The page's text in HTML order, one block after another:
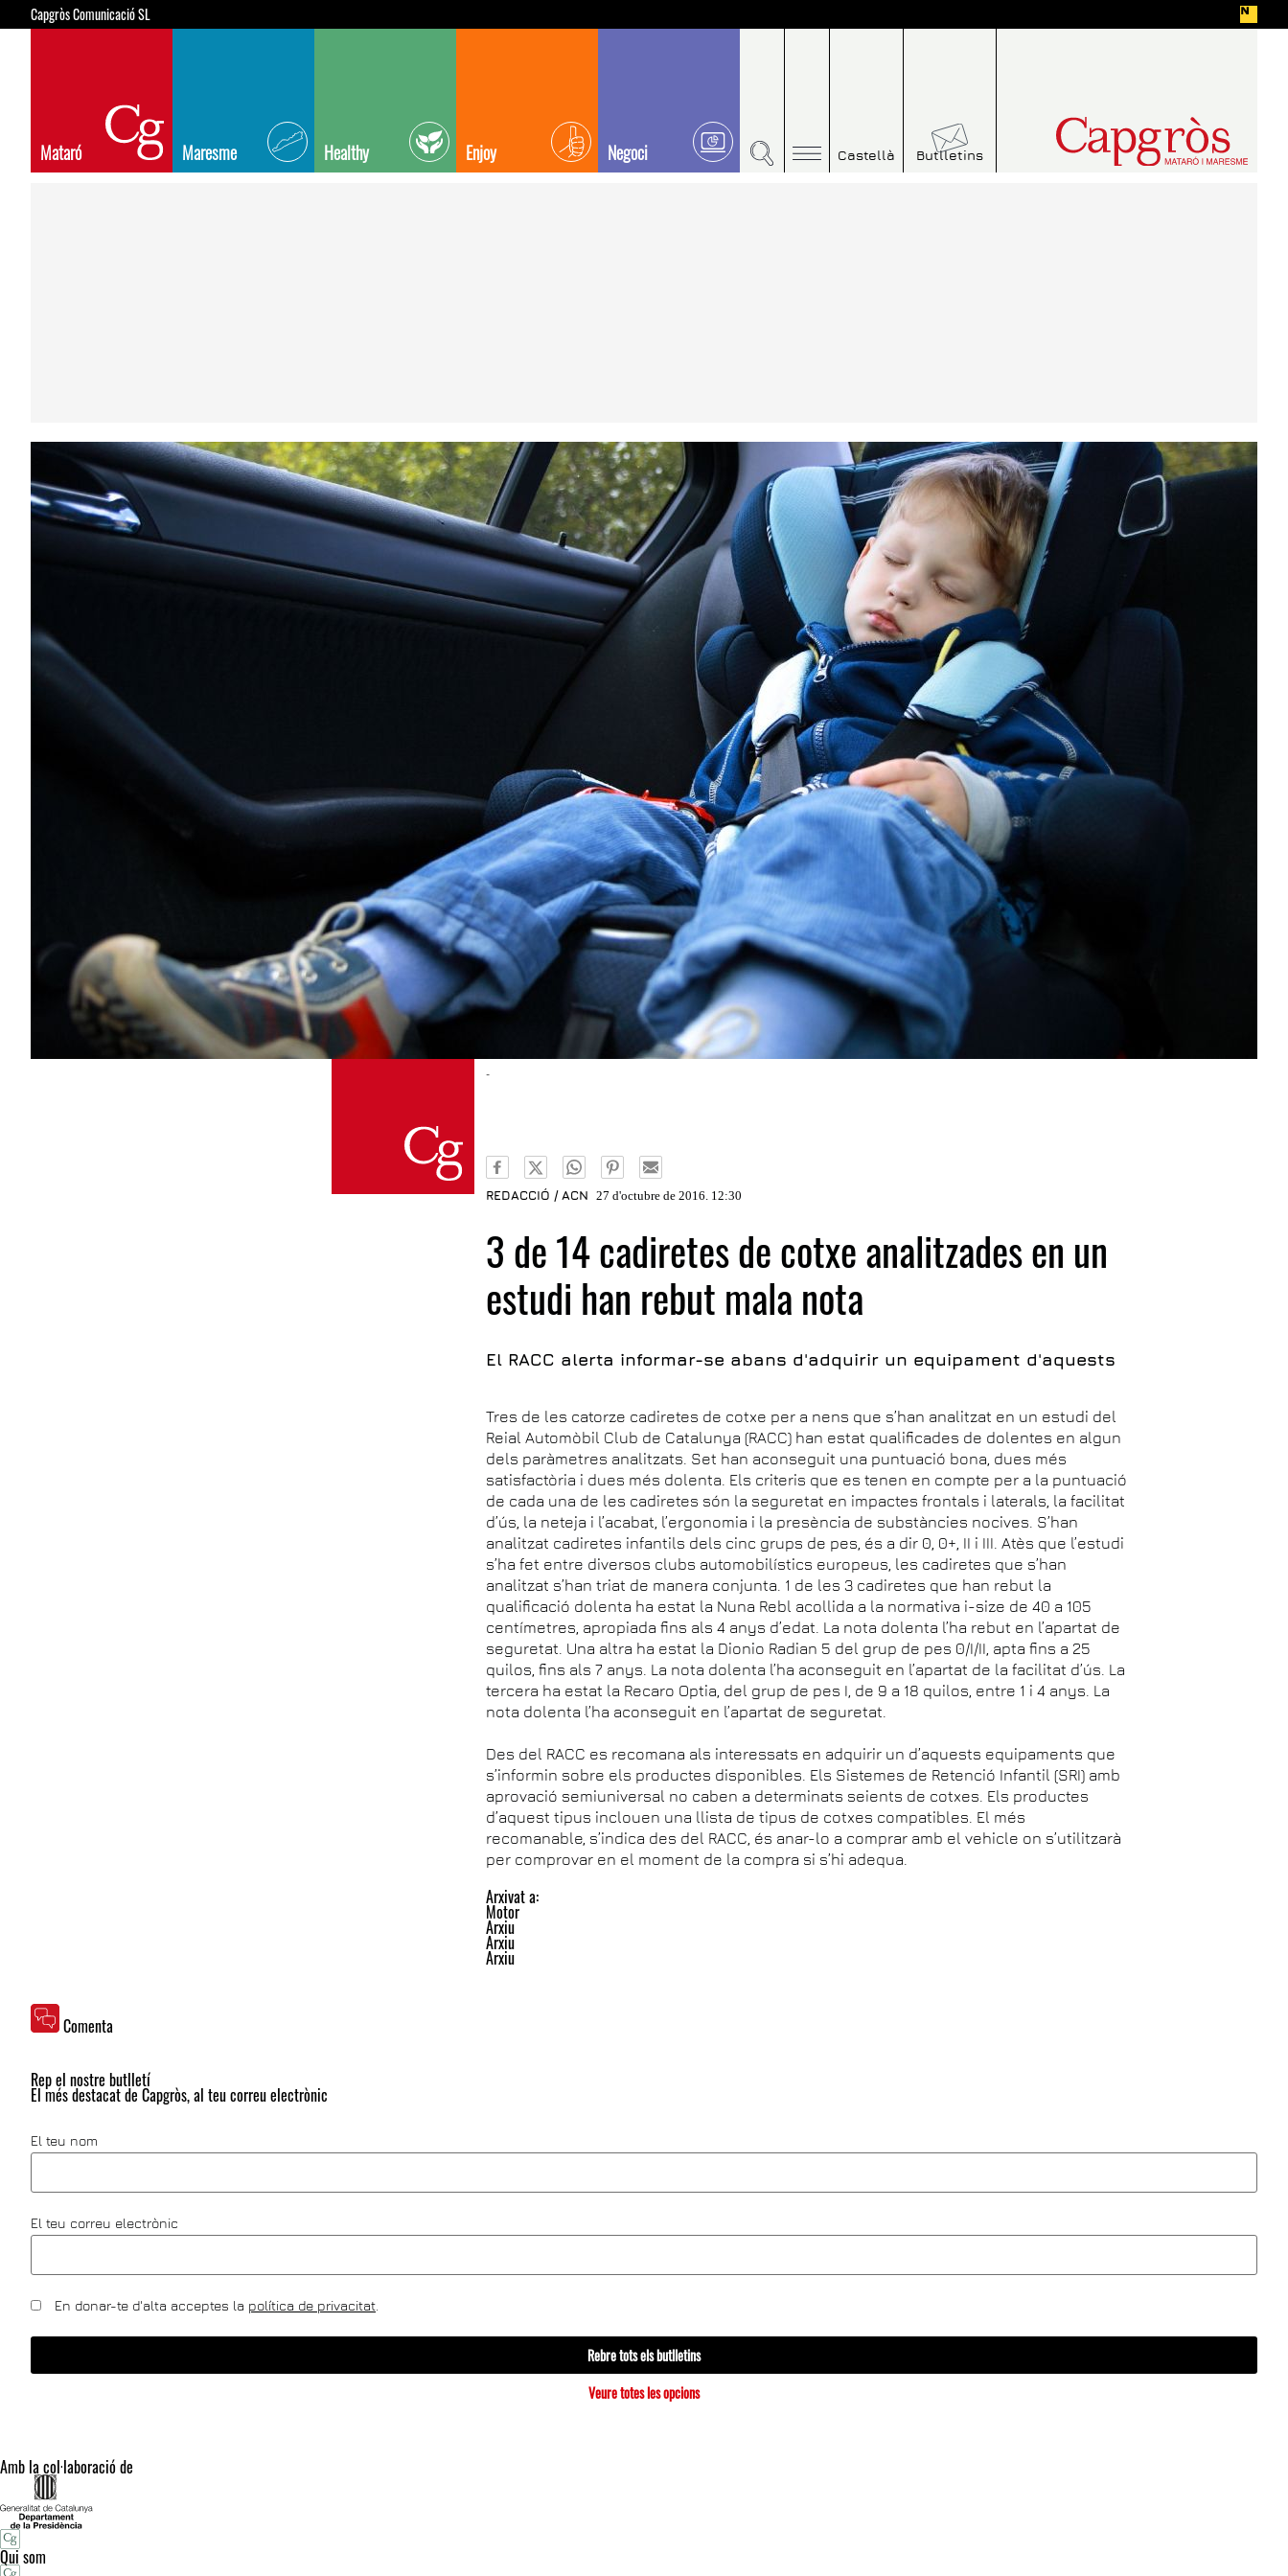
Capgròs Comunicació SL
Mataró Maresme Healthy Enjoy Negoci Castellà Butlletins
-
REDACCIÓ / ACN 27 d'octubre de 2016. 12:30
3 de 14 cadiretes de cotxe analitzades en un
estudi han rebut mala nota
El RACC alerta informar-se abans d'adquirir un equipament d'aquests
Tres de les catorze cadiretes de cotxe per a nens que s’han analitzat en un estudi del
Reial Automòbil Club de Catalunya (RACC) han estat qualificades de dolentes en algun
dels paràmetres analitzats. Set han aconseguit una puntuació bona, dues més
satisfactòria i dues més dolenta. Els criteris que es tenen en compte per a la puntuació
de cada una de les cadiretes són la seguretat en impactes frontals i laterals, la facilitat
d’ús, la neteja i l’acabat, l’ergonomia i la presència de substàncies nocives. S’han
analitzat cadiretes infantils dels cinc grups de pes, és a dir 0, 0+, II i III. Atès que l’estudi
s’ha fet entre diversos clubs automobilístics europeus, les cadiretes que s’han
analitzat s’han triat de manera conjunta. 1 de les 3 cadiretes que han rebut la
qualificació dolenta ha estat la Nuna Rebl acollida a la normativa i-size de 40 a 105
centímetres, apropiada fins als 4 anys d’edat. La nota dolenta l’ha rebut en l’apartat de
seguretat. Una altra ha estat la Dionio Radian 5 del grup de pes 0/I/II, apta fins a 25
quilos, fins als 7 anys. La nota dolenta l’ha aconseguit en l’apartat de la facilitat d’ús. La
tercera ha estat la Recaro Optia, del grup de pes I, de 9 a 18 quilos, entre 1 i 4 anys. La
nota dolenta l’ha aconseguit en l’apartat de seguretat.
Des del RACC es recomana als interessats en adquirir un d’aquests equipaments que
s’informin sobre els productes disponibles. Els Sistemes de Retenció Infantil (SRI) amb
aprovació semiuniversal no caben a determinats seients de cotxes. Els productes
d’aquest tipus inclouen una llista de tipus de cotxes compatibles. El més
recomanable, s’indica des del RACC, és anar-lo a comprar amb el vehicle on s’utilitzarà
per comprovar en el moment de la compra si s’hi adequa.
Arxivat a:
Motor
Arxiu
Arxiu
Arxiu
Comenta
Rep el nostre butlletí
El més destacat de Capgròs, al teu correu electrònic
El teu nom
El teu correu electrònic
En donar-te d'alta acceptes la política de privacitat
Rebre tots els butlletins
Veure totes les opcions
Amb la col·laboració de
Qui som